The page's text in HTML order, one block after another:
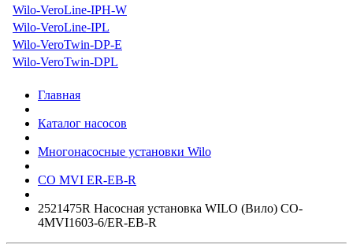
Wilo-VeroLine-IPH-W
Wilo-VeroLine-IPL
Wilo-VeroTwin-DP-E
Wilo-VeroTwin-DPL
Главная
Каталог насосов
Многонасосные установки Wilo
CO MVI ER-EB-R
2521475R Насосная установка WILO (Вило) CO-
4MVI1603-6/ER-EB-R